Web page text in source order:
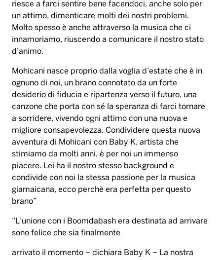
riesce a farci sentire bene facendoci, anche solo per
un attimo, dimenticare molti dei nostri problemi.
Molto spesso è anche attraverso la musica che ci
innamoriamo, riuscendo a comunicare il nostro stato
d’animo.
Mohicani nasce proprio dalla voglia d’estate che è in
ognuno di noi, un brano connotato da un forte
desiderio di fiducia e ripartenza verso il futuro, una
canzone che porta con sé la speranza di farci tornare
a sorridere, vivendo ogni attimo con una nuova e
migliore consapevolezza. Condividere questa nuova
avventura di Mohicani con Baby K, artista che
stimiamo da molti anni, è per noi un immenso
piacere. Lei ha il nostro stesso background e
condivide con noi la stessa passione per la musica
giamaicana, ecco perchè era perfetta per questo
brano”
“L’unione con i Boomdabash era destinata ad arrivare
sono felice che sia finalmente
arrivato il momento – dichiara Baby K – La nostra